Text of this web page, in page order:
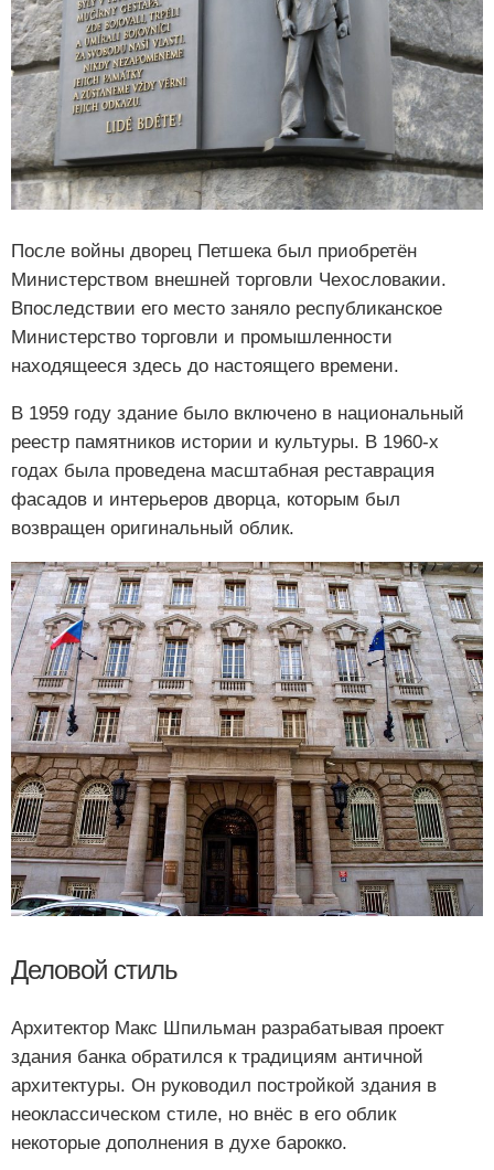
После войны дворец Петшека был приобретён
Министерством внешней торговли Чехословакии.
Впоследствии его место заняло республиканское
Министерство торговли и промышленности
находящееся здесь до настоящего времени.
В 1959 году здание было включено в национальный
реестр памятников истории и культуры. В 1960-х
годах была проведена масштабная реставрация
фасадов и интерьеров дворца, которым был
возвращен оригинальный облик.
Деловой стиль
Архитектор Макс Шпильман разрабатывая проект
здания банка обратился к традициям античной
архитектуры. Он руководил постройкой здания в
неоклассическом стиле, но внёс в его облик
некоторые дополнения в духе барокко.